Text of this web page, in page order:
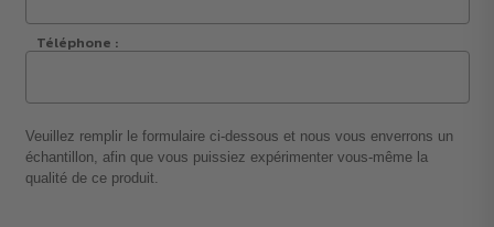
Téléphone :
Veuillez remplir le formulaire ci-dessous et nous vous enverrons un
échantillon, afin que vous puissiez expérimenter vous-même la
qualité de ce produit.